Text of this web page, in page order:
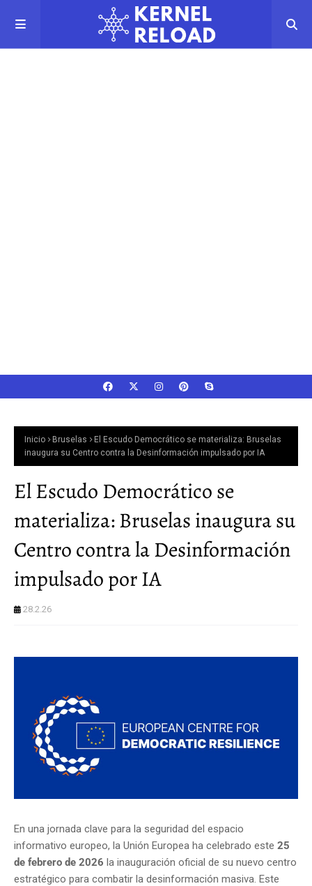
Inicio Bruselas
El Escudo Democrático se materializa: Bruselas
inaugura su Centro contra la Desinformación impulsado por IA
El Escudo Democrático se
materializa: Bruselas inaugura su
Centro contra la Desinformación
impulsado por IA
28.2.26
En una jornada clave para la seguridad del espacio
informativo europeo, la Unión Europea ha celebrado este 25
de febrero de 2026 la inauguración oficial de su nuevo centro
estratégico para combatir la desinformación masiva. Este